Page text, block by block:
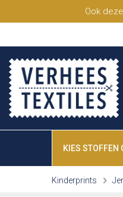
Ook
KIES STOFFEN
Kinderprints